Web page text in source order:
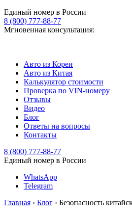
Единый номер в России
8 (800) 777-88-77
Мгновенная консультация:
Авто из Кореи
Авто из Китая
Калькулятор стоимости
Проверка по VIN-номеру
Отзывы
Видео
Блог
Ответы на вопросы
Контакты
8 (800) 777-88-77
Единый номер в России
WhatsApp
Telegram
Главная › Блог › Безопасность